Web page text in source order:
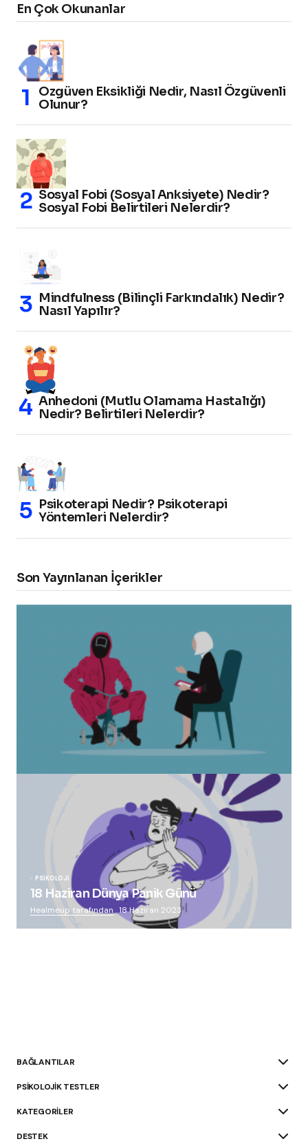
En Çok Okunanlar
Özgüven Eksikliği Nedir, Nasıl Özgüvenli
Olunur?
Sosyal Fobi (Sosyal Anksiyete) Nedir?
Sosyal Fobi Belirtileri Nelerdir?
Mindfulness (Bilinçli Farkındalık) Nedir?
Nasıl Yapılır?
Anhedoni (Mutlu Olamama Hastalığı)
Nedir? Belirtileri Nelerdir?
Psikoterapi Nedir? Psikoterapi
Yöntemleri Nelerdir?
Son Yayınlanan İçerikler
“Squid Game” Bize Ne Anlatmak İstiyor?
PSIKOLOJI
18 Haziran Dünya Panik Günü
Healmeup tarafından 18 Haziran 2023
BAĞLANTILAR
PSIKOLOJIK TESTLER
KATEGORILER
DESTEK